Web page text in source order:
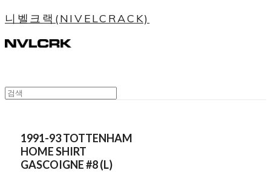
니벨크랙(NIVELCRACK)
1991-93 TOTTENHAM
HOME SHIRT
GASCOIGNE #8 (L)